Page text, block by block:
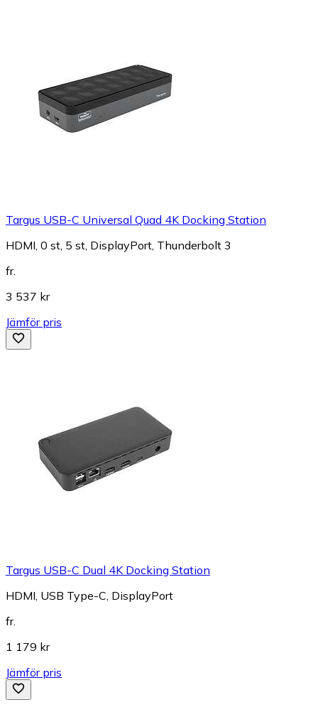
Targus USB-C Universal Quad 4K Docking Station
HDMI, 0 st, 5 st, DisplayPort, Thunderbolt 3
fr.
3 537 kr
Jämför pris
Targus USB-C Dual 4K Docking Station
HDMI, USB Type-C, DisplayPort
fr.
1 179 kr
Jämför pris